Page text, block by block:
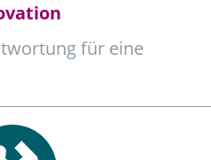
für eine